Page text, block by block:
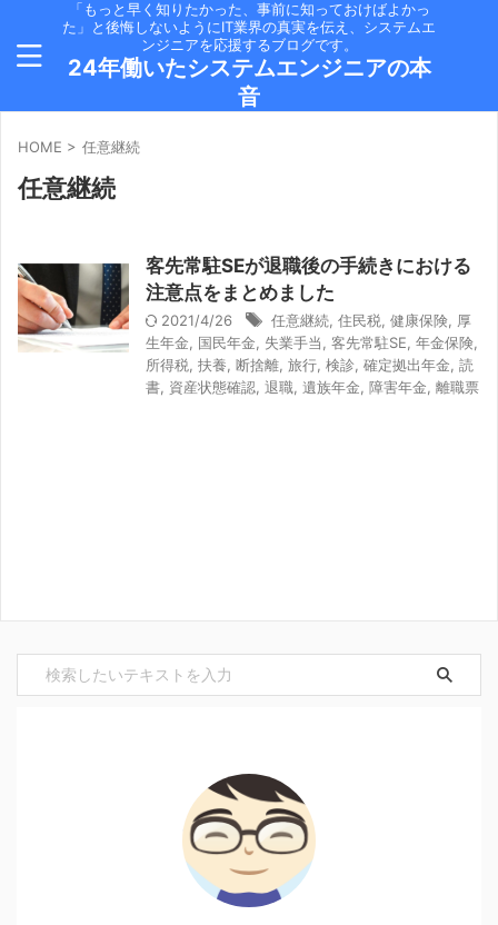
「もっと早く知りたかった、事前に知っておけばよかっ
た」と後悔しないようにIT業界の真実を伝え、システムエ
ンジニアを応援するブログです。
24年働いたシステムエンジニアの本
音
HOME > 任意継続
任意継続
客先常駐SEが退職後の手続きにおける
注意点をまとめました
2021/4/26 任意継続 住民税 健康保険 厚
生年金
国民年金 失業手当 客先常駐SE 年金保険
所得税 扶養 断捨離 旅行 検診 確定拠出年金 読
書 資産状態確認 退職 遺族年金 障害年金 離職票